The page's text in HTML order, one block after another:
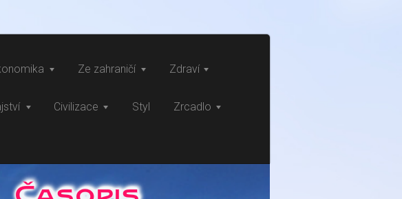
Ze zahraničí Zdraví
Civilizace Styl Zrcadlo